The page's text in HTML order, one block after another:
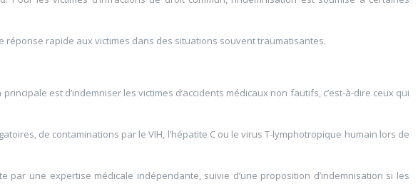
réponse rapide aux victimes dans des situations souvent traumatisantes.
est d’indemniser les victimes d’accidents médicaux non fautifs, c’est-à-dire ceux qui
de contaminations par le VIH, l’hépatite C ou le virus T-lymphotropique humain lors de
par une expertise médicale indépendante, suivie d’une proposition d’indemnisation si les